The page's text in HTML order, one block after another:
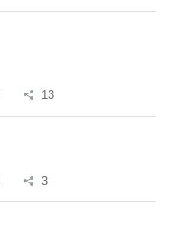
13
3